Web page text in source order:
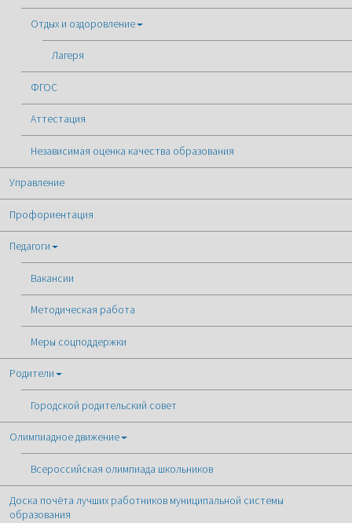
Отдых и оздоровление
Лагеря
ФГОС
Аттестация
Независимая оценка качества образования
Управление
Профориентация
Педагоги
Вакансии
Методическая работа
Меры соцподдержки
Родители
Городской родительский совет
Олимпиадное движение
Всероссийская олимпиада школьников
Доска почёта лучших работников муниципальной системы
образования